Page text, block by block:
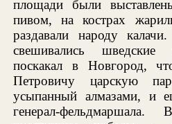
площади были
пивом, на кострах
раздавали народу
свешивались
поскакал в Новгород,
Петровичу царскую
усыпанный алмазами, и
генерал-